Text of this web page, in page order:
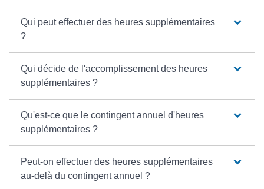
Qui peut effectuer des heures supplémentaires
?
Qui décide de l'accomplissement des heures
supplémentaires ?
Qu'est-ce que le contingent annuel d'heures
supplémentaires ?
Peut-on effectuer des heures supplémentaires
au-delà du contingent annuel ?